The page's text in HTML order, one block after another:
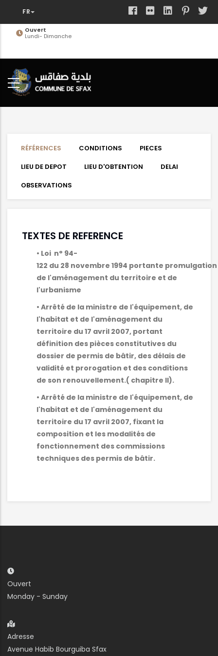
contenuOuvert
Lundi- Dimanche
RÉFÉRENCES CONDITIONS
PIECES
LIEU DE DEPOT
LIEU D'OBTENTION
DELAI
OBSERVATIONS
TEXTES DE REFERENCE
• Loi n° 94-
122 du 28 novembre 1994 portante
de l'aménagement du territoire et de
l'urbanisme
• Arrêté de la ministre de l'équipement, de
l'habitat et de l'aménagement du
territoire du 17 avril 2007, portant
définition des pièces constitutives du
dossier de permis de bâtir, des délais de
validité et prorogation et des conditions
de son renouvellement.( chapitre II).
• Arrêté de la ministre de l'équipement, de
l'habitat et de l'aménagement du
territoire du 17 avril 2007, fixant la
composition et les modalités de
fonctionnement des commissions
techniques des permis de bâtir.
Ouvert
Monday - Sunday
Adresse
Avenue Habib Bourguiba Sfax